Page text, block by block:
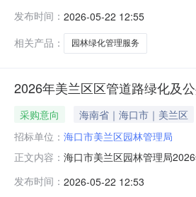
化管理服务采购数量：1元/
发布时间： 2026-05-22 12:55
相关产品：
园林绿化管理服务
2026年美兰区区管道路绿化及
采购意向 海南省｜海口市｜美兰区
招标单位： 海口市美兰区园林管理局
正文内容： 海口市美兰区园林管理局
预算金额：317.000000万元(
发布时间： 2026-05-22 12:53